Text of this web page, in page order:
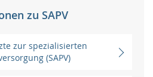
zu SAPV
zur spezialisierten
(SAPV)